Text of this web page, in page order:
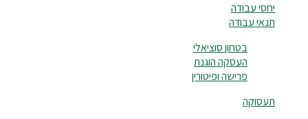
יחסי עבודה
תנאי עבודה
בטחון סוציאלי
העסקה הוגנת
פרישה ופיטורין
תעסוקה